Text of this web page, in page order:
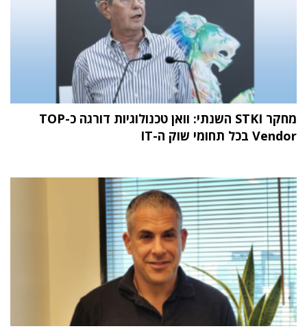
מחקר STKI השנתי: וואן טכנולוגיות דורגה כ-TOP
Vendor בכל תחומי שוק ה-IT